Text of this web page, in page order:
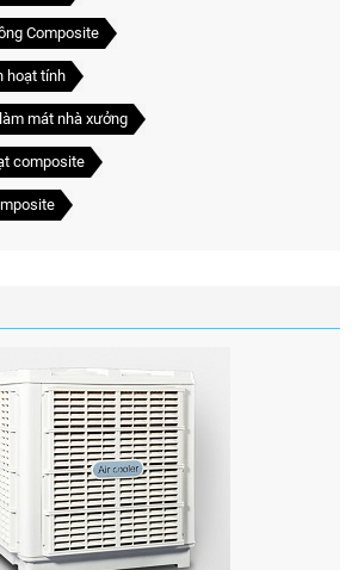
Composite
hoạt tính
mát nhà xưởng
composite